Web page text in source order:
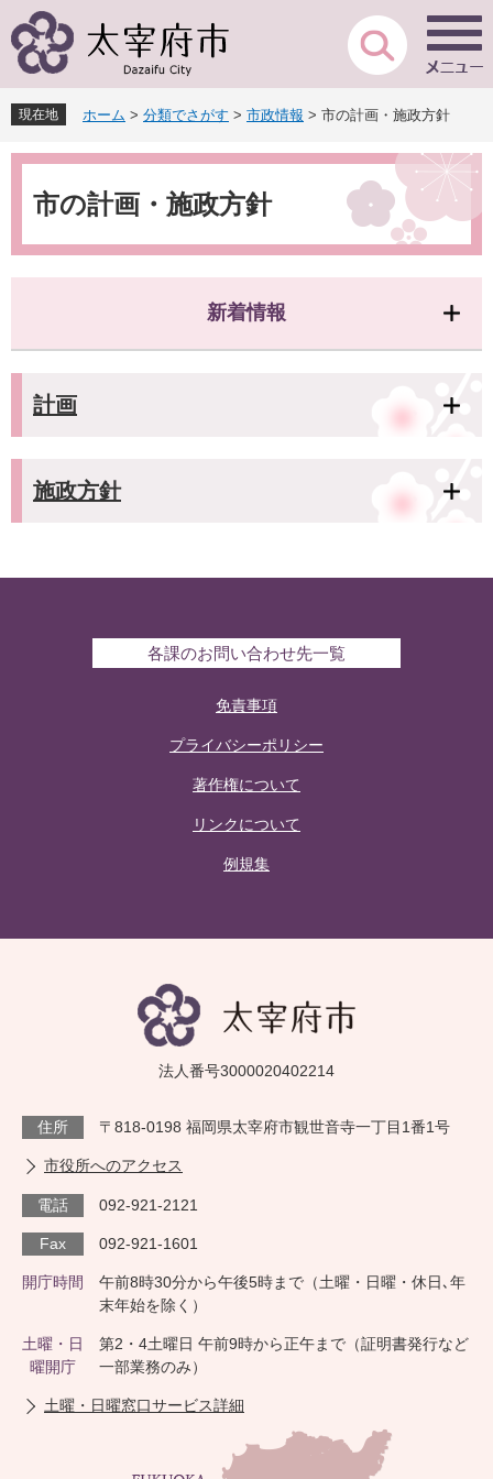
ー
先
頭
で
ニ
を
飛
ば
現在地 ホーム > 分類でさがす > 市政情報 > 市の計画・施政方針
本
市の計画・施政方針
新着情報
計画
施政方針
各課のお問い合わせ先一覧
免責事項
プライバシーポリシー
著作権について
リンクについて
例規集
法人番号3000020402214
住所 〒818-0198 福岡県太宰府市観世音寺一丁目1番1号
市役所へのアクセス
電話 092-921-2121
Fax 092-921-1601
開庁時間
午前8時30分から午後5時まで（土曜・日曜・休日､年
末年始を除く）
土曜・日
曜開庁
第2・4土曜日 午前9時から正午まで（証明書発行など
一部業務のみ）
土曜・日曜窓口サービス詳細